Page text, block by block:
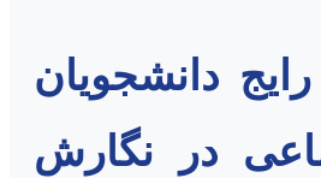
دانشجویان
در نگارش